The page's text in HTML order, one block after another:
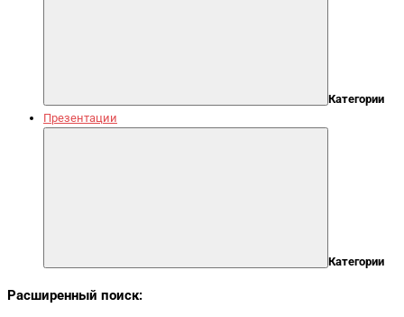
Категории
Презентации
Категории
Расширенный поиск: